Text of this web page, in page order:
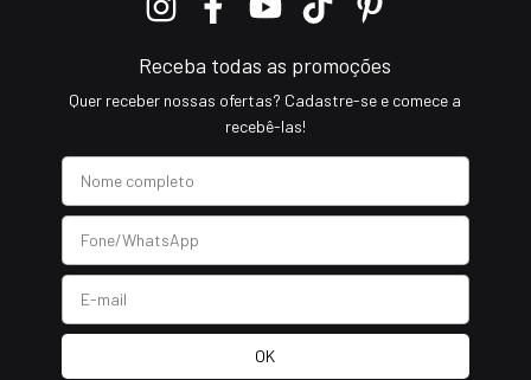
Receba todas as promoções
Quer receber nossas ofertas? Cadastre-se e comece a
recebê-las!